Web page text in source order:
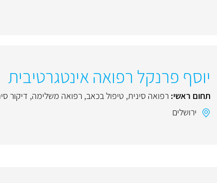
יוסף פרנקל רפואה אינטגרטיבית
תחום ראשי: רפואה סינית, טיפול בכאב, רפואה משלימה, דיקור
ירושלים